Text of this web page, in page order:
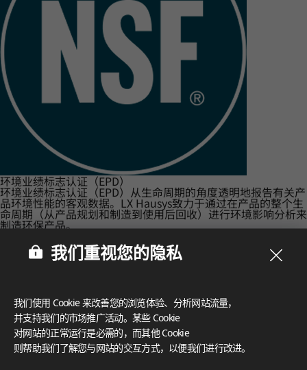
环境业绩标志认证（EPD）
环境业绩标志认证（EPD）从生命周期的角度透明地报告有关产
品环境性能的客观数据。LX Hausys致力于通过在产品的整个生
命周期（从产品规划和制造到使用后回收）进行环境影响分析来
制造环保产品。
我们重视您的隐私
我们使用 Cookie 来改善您的浏览体验、分析网站流量，
并支持我们的市场推广活动。某些 Cookie
对网站的正常运行是必需的，而其他 Cookie
则帮助我们了解您与网站的交互方式，以便我们进行改进。